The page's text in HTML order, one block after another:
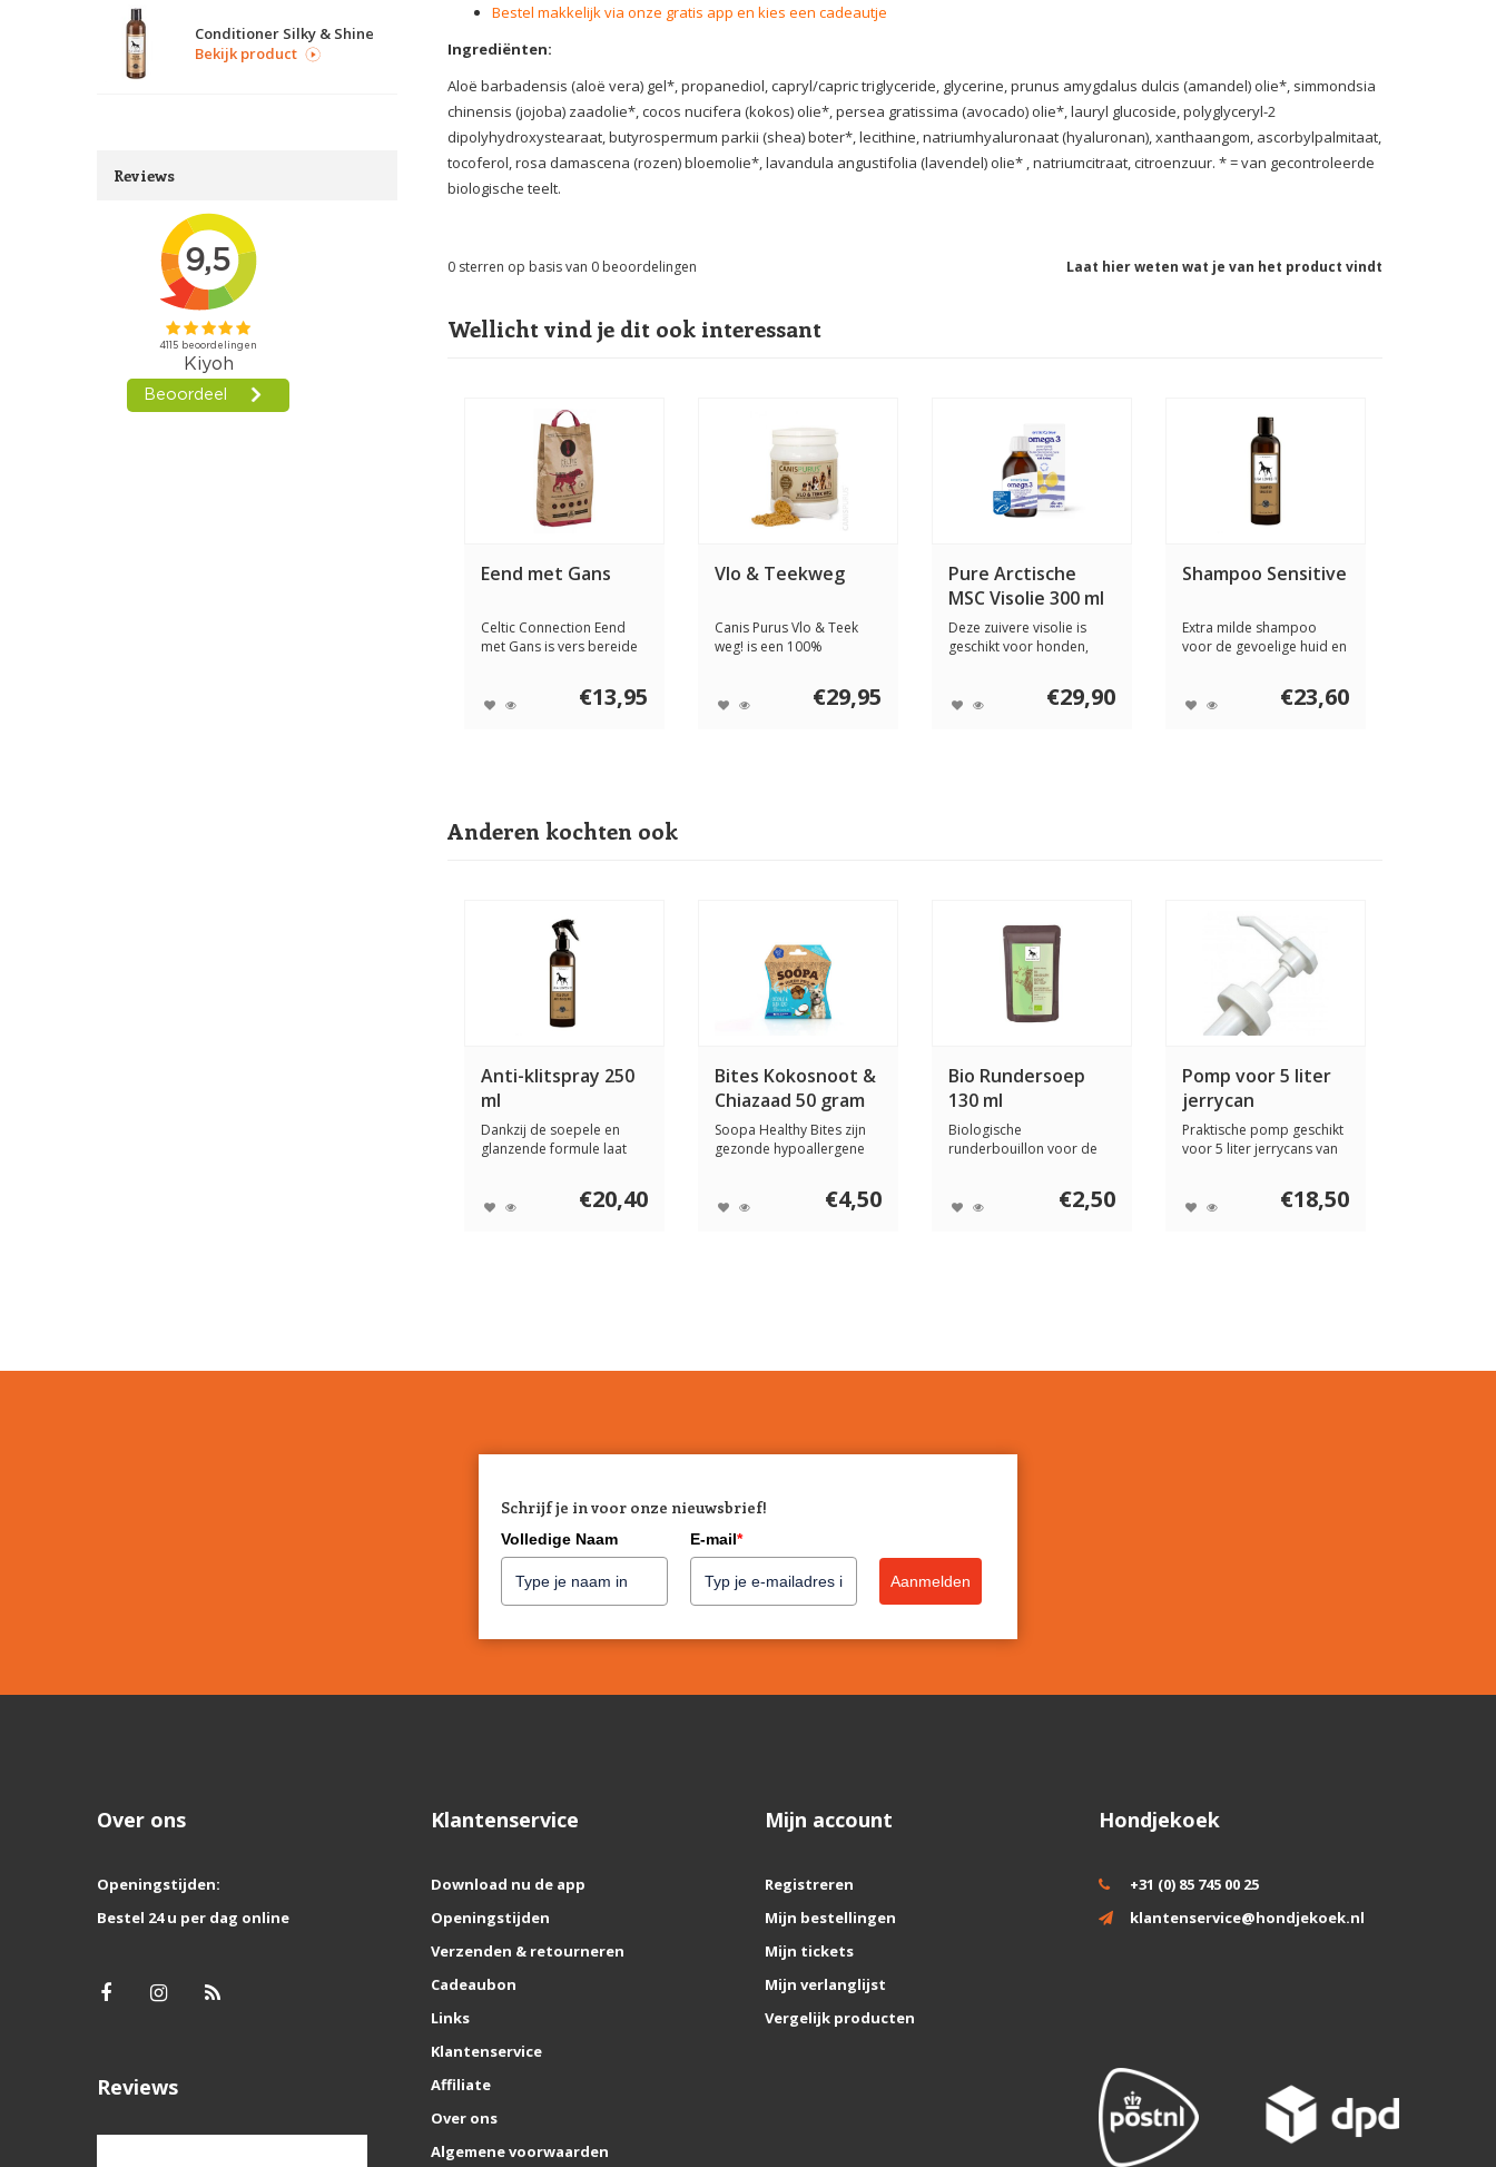
Conditioner Silky & Shine
Bekijk product
Reviews
Bestel makkelijk via onze gratis app en kies een cadeautje
Ingrediënten:
Aloë barbadensis (aloë vera) gel*, propanediol, capryl/capric triglyceride, glycerine, prunus amygdalus dulcis (amandel) olie*, simmondsia
chinensis (jojoba) zaadolie*, cocos nucifera (kokos) olie*, persea gratissima (avocado) olie*, lauryl glucoside, polyglyceryl-2
dipolyhydroxystearaat, butyrospermum parkii (shea) boter*, lecithine, natriumhyaluronaat (hyaluronan), xanthaangom, ascorbylpalmitaat,
tocoferol, rosa damascena (rozen) bloemolie*, lavandula angustifolia (lavendel) olie* , natriumcitraat, citroenzuur. * = van gecontroleerde
biologische teelt.
Laat hier weten wat je van het product vindt
0 sterren op basis van 0 beoordelingen
Wellicht vind je dit ook interessant
Eend met Gans
Celtic Connection Eend
met Gans is vers bereide
€13,95
Vlo & Teekweg
Canis Purus Vlo & Teek
weg! is een 100%
€29,95
Pure Arctische
MSC Visolie 300 ml
Deze zuivere visolie is
geschikt voor honden,
€29,90
Shampoo Sensitive
Extra milde shampoo
voor de gevoelige huid en
€23,60
Anderen kochten ook
Anti-klitspray 250
ml
Dankzij de soepele en
glanzende formule laat
€20,40
Bites Kokosnoot &
Chiazaad 50 gram
Soopa Healthy Bites zijn
gezonde hypoallergene
€4,50
Bio Rundersoep
130 ml
Biologische
runderbouillon voor de
€2,50
Pomp voor 5 liter
jerrycan
Praktische pomp geschikt
voor 5 liter jerrycans van
€18,50
Schrijf je in voor onze nieuwsbrief!
Volledige Naam E-mail*
Aanmelden
Over ons
Openingstijden:
Bestel 24 u per dag online
Reviews
Klantenservice
Download nu de app
Openingstijden
Verzenden & retourneren
Cadeaubon
Links
Klantenservice
Affiliate
Over ons
Algemene voorwaarden
Mijn account
Registreren
Mijn bestellingen
Mijn tickets
Mijn verlanglijst
Vergelijk producten
Hondjekoek
+31 (0) 85 745 00 25
klantenservice@hondjekoek.nl